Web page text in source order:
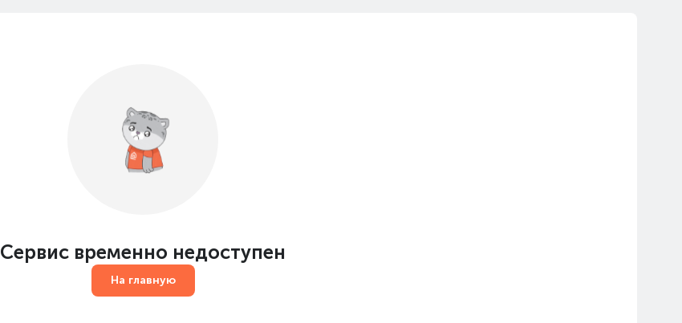
Сервис временно недоступен
На главную